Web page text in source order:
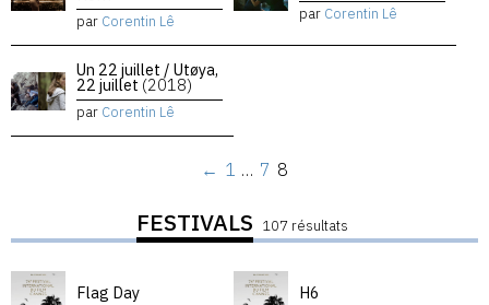
par Corentin Lê par Corentin Lê
Un 22 juillet / Utøya,
22 juillet (2018)
par Corentin Lê
← 1 … 7 8
FESTIVALS 107 résultats
Flag Day H6